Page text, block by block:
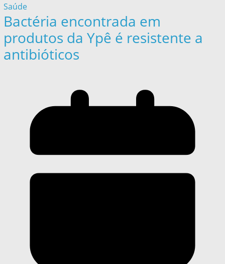
Saúde
Bactéria encontrada em
produtos da Ypê é resistente a
antibióticos